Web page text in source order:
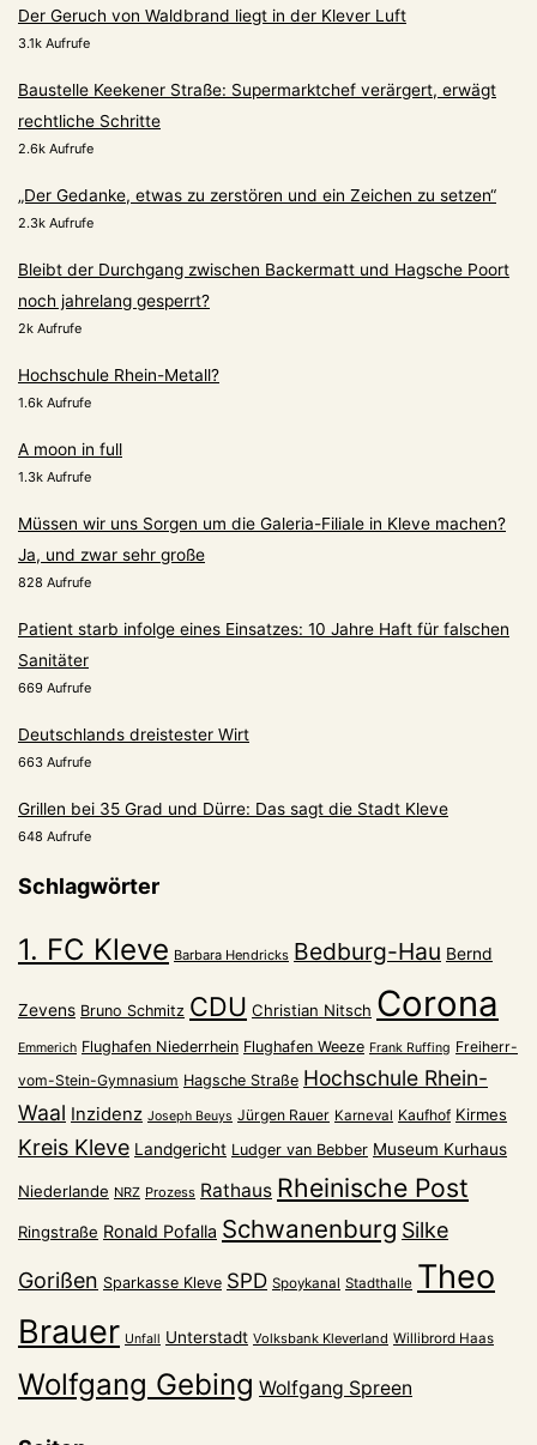
Der Geruch von Waldbrand liegt in der Klever Luft
3.1k Aufrufe
Baustelle Keekener Straße: Supermarktchef verärgert, erwägt
rechtliche Schritte
2.6k Aufrufe
„Der Gedanke, etwas zu zerstören und ein Zeichen zu setzen“
2.3k Aufrufe
Bleibt der Durchgang zwischen Backermatt und Hagsche Poort
noch jahrelang gesperrt?
2k Aufrufe
Hochschule Rhein-Metall?
1.6k Aufrufe
A moon in full
1.3k Aufrufe
Müssen wir uns Sorgen um die Galeria-Filiale in Kleve machen?
Ja, und zwar sehr große
828 Aufrufe
Patient starb infolge eines Einsatzes: 10 Jahre Haft für falschen
Sanitäter
669 Aufrufe
Deutschlands dreistester Wirt
663 Aufrufe
Grillen bei 35 Grad und Dürre: Das sagt die Stadt Kleve
648 Aufrufe
Schlagwörter
1. FC Kleve Barbara Hendricks Bedburg-Hau Bernd
Zevens Bruno Schmitz CDU Christian Nitsch Corona
Emmerich Flughafen Niederrhein Flughafen Weeze Frank Ruffing Freiherr-
vom-Stein-Gymnasium Hagsche Straße Hochschule Rhein-
Waal Inzidenz Joseph Beuys Jürgen Rauer Karneval Kaufhof Kirmes
Kreis Kleve Landgericht Ludger van Bebber Museum Kurhaus
Niederlande NRZ Prozess Rathaus Rheinische Post
Ringstraße Ronald Pofalla Schwanenburg Silke
Gorißen Sparkasse Kleve SPD Spoykanal Stadthalle Theo
Brauer Unfall Unterstadt Volksbank Kleverland Willibrord Haas
Wolfgang Gebing Wolfgang Spreen